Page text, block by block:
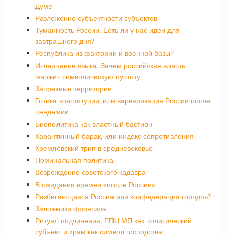
Думе
Разложение субъектности субъектов
Туманность России. Есть ли у нас идеи для
завтрашнего дня?
Республика из фактории и военной базы?
Исчерпание языка. Зачем российская власть
множит символическую пустоту
Запретные территории
Готика конституции, или варваризация России после
пандемии
Биополитика как властный бастион
Карантинный барак, или индекс сопротивления
Кремлевский трип в средневековье
Поминальная политика
Возрождение советского кадавра
В ожидании времен «после России»
Разбегающаяся Россия или конфедерация городов?
Заложники фронтира
Ритуал подчинения. РПЦ МП как политический
субъект и храм как символ господства